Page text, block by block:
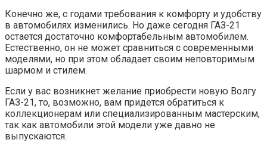
Конечно же, с годами требования к комфорту и удобству
в автомобилях изменились. Но даже сегодня ГАЗ-21
остается достаточно комфортабельным автомобилем.
Естественно, он не может сравниться с современными
моделями, но при этом обладает своим неповторимым
шармом и стилем.
Если у вас возникнет желание приобрести новую Волгу
ГАЗ-21, то, возможно, вам придется обратиться к
коллекционерам или специализированным мастерским,
так как автомобили этой модели уже давно не
выпускаются.